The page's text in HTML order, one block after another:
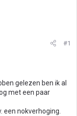
#1
gelezen ben ik al
met een paar
een nokverhoging.